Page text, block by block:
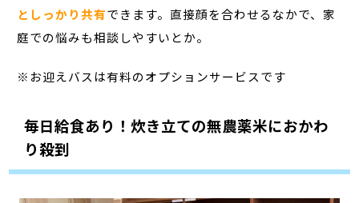
としっかり共有できます。直接顔を合わせるなかで、家
庭での悩みも相談しやすいとか。
※お迎えバスは有料のオプションサービスです
毎日給食あり！炊き立ての無農薬米におかわ
り殺到